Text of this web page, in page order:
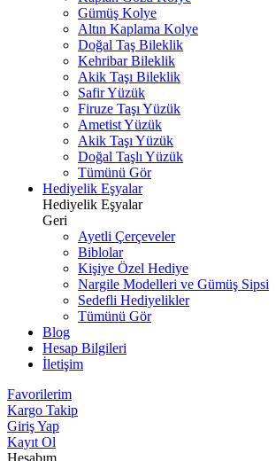
Gümüş Kolye
Altın Kaplama Kolye
Doğal Taş Bileklik
Kehribar Bileklik
Akik Taşı Bileklik
Safir Yüzük
Firuze Taşı Yüzük
Ametist Yüzük
Akik Taşı Yüzük
Doğal Taşlı Yüzük
Tümünü Gör
Hediyelik Eşyalar
Hediyelik Eşyalar
Geri
Ayetli Çerçeveler
Biblolar
Kişiye Özel Hediye
Nargile Modelleri ve Gümüş Sipsi
Sedefli Hediyelikler
Tümünü Gör
Blog
Hesap Bilgileri
İletişim
Favorilerim
Kargo Takip
Giriş Yap
Kayıt Ol
Hesabım